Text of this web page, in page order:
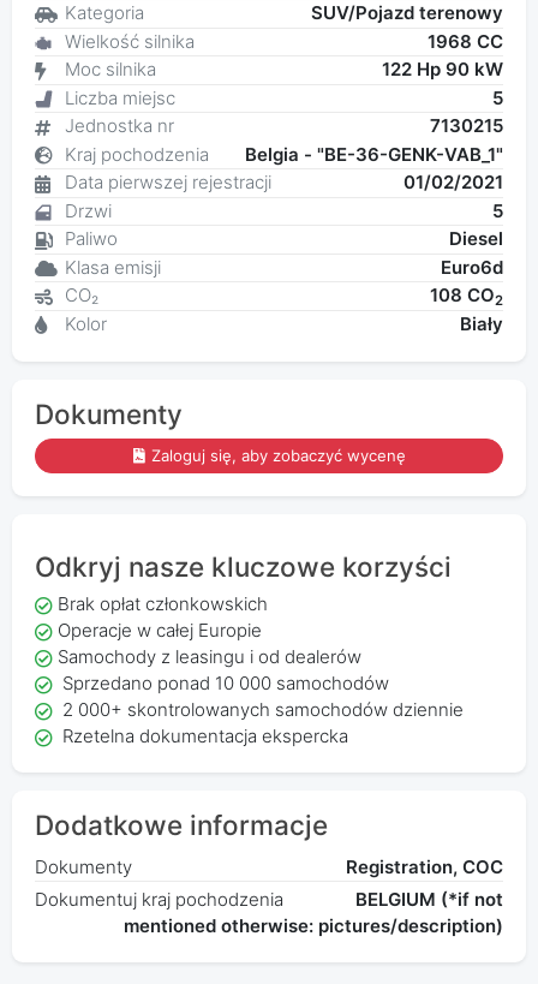
Kategoria
SUV/Pojazd terenowy
Wielkość silnika
1968 CC
Moc silnika
122 Hp 90 kW
Liczba miejsc
5
Jednostka nr
7130215
Kraj pochodzenia
Belgia - "BE-36-GENK-VAB_1"
Data pierwszej rejestracji
01/02/2021
Drzwi
5
Paliwo
Diesel
Klasa emisji
Euro6d
CO₂
108 CO2
Kolor Biały
Dokumenty
Zaloguj się, aby zobaczyć wycenę
Odkryj nasze kluczowe korzyści
Brak opłat członkowskich
Operacje w całej Europie
Samochody z leasingu i od dealerów
Sprzedano ponad 10 000 samochodów
2 000+ skontrolowanych samochodów dziennie
Rzetelna dokumentacja ekspercka
Dodatkowe informacje
Dokumenty
Registration, COC
Dokumentuj kraj pochodzenia
BELGIUM (*if not
mentioned otherwise: pictures/description)